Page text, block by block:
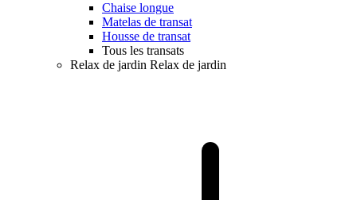
Chaise longue
Matelas de transat
Housse de transat
Tous les transats
Relax de jardin Relax de jardin